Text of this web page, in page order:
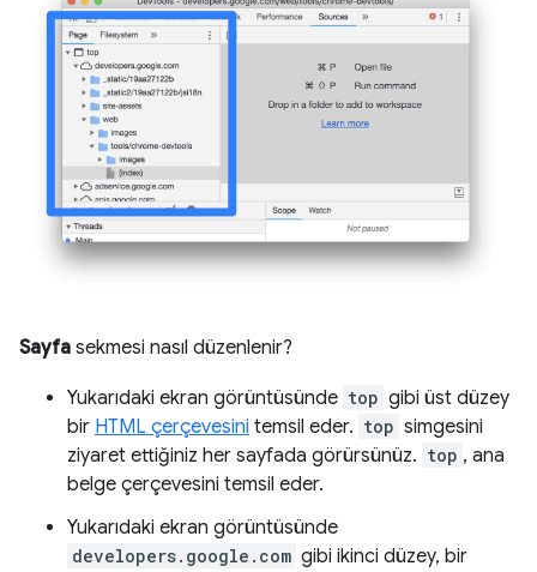
Sayfa sekmesi nasıl düzenlenir?
Yukarıdaki ekran görüntüsünde top gibi üst düzey
bir HTML çerçevesini temsil eder. top simgesini
ziyaret ettiğiniz her sayfada görürsünüz. top , ana
belge çerçevesini temsil eder.
Yukarıdaki ekran görüntüsünde
developers.google.com gibi ikinci düzey, bir